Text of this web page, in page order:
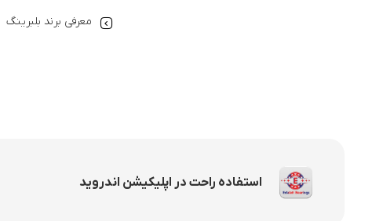
معرفی برند بلبرینگ
استفاده راحت در اپلیکیشن اندروید